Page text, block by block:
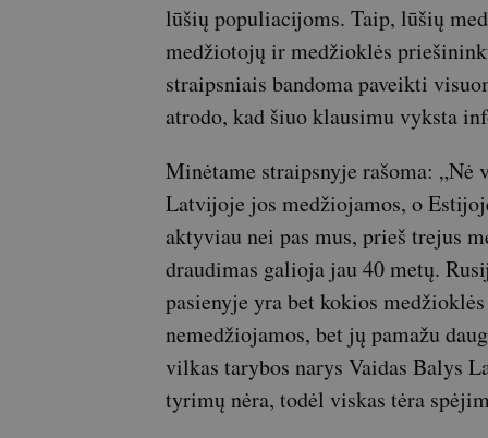
lūšių populiacijoms. Taip, lūšių
medžiotojų ir medžioklės
straipsniais bandoma paveikti
atrodo, kad šiuo klausimu vyksta
Minėtame straipsnyje rašoma: „Nė
Latvijoje jos medžiojamos, o
aktyviau nei pas mus, prieš trejus
draudimas galioja jau 40 metų.
pasienyje yra bet kokios
nemedžiojamos, bet jų pamažu
vilkas tarybos narys Vaidas Balys
tyrimų nėra, todėl viskas tėra